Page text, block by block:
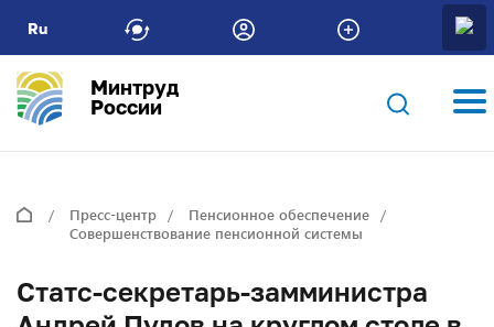
Ru
Минтруд
России
Пресс-центр
Пенсионное обеспечение
Совершенствование пенсионной системы
Статс-секретарь-замминистра